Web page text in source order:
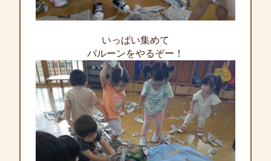
いっぱい集めて
バルーンをやるぞー！